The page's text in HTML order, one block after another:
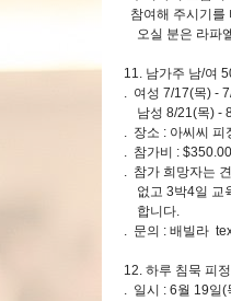
참여해 주시기를
오실 분은 라파
11. 남가주 남/여
. 여성 7/17(목) -
남성 8/21(목) -
. 장소 : 아씨씨 피
. 참가비 : $350.00
. 참가 희망자는
없고 3박4일 교
합니다.
. 문의 : 배빌라
12. 하루 침묵 피정
. 일시 : 6월 19일(